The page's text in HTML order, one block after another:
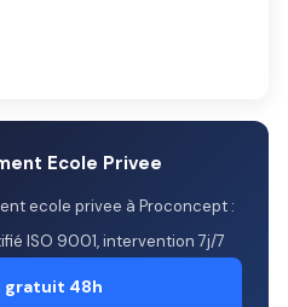
Ecole Privee
ecole privee à Proconcept :
ISO 9001, intervention 7j/7
gratuit 48h